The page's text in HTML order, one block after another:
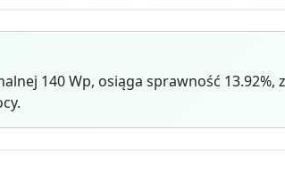
140 Wp, osiąga sprawność